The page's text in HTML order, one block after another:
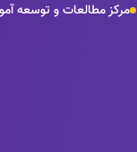
مرکز مطالعات و توسعه